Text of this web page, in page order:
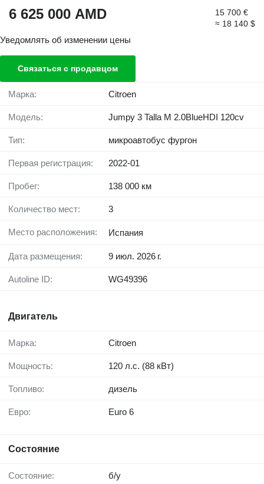
6 625 000 AMD
15 700 €
≈ 18 140 $
Уведомлять об изменении цены
Связаться с продавцом
Марка: Citroen
Модель: Jumpy 3 Talla M 2.0BlueHDI 120cv
Тип: микроавтобус фургон
Первая регистрация: 2022-01
Пробег: 138 000 км
Количество мест: 3
Место расположения: Испания
Дата размещения: 9 июл. 2026 г.
Autoline ID: WG49396
Двигатель
Марка: Citroen
Мощность: 120 л.с. (88 кВт)
Топливо: дизель
Евро: Euro 6
Состояние
Состояние: б/у